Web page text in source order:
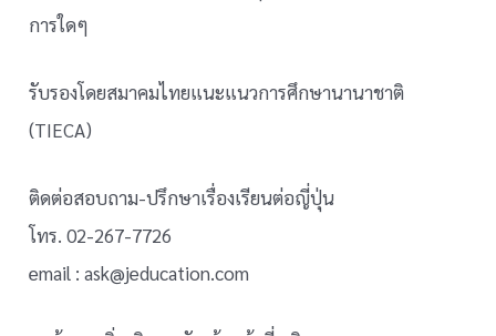
การใดๆ
รับรองโดยสมาคมไทยแนะแนวการศึกษานานาชาติ
(TIECA)
ติดต่อสอบถาม-ปรึกษาเรื่องเรียนต่อญี่ปุ่น
โทร. 02-267-7726
email : ask@jeducation.com